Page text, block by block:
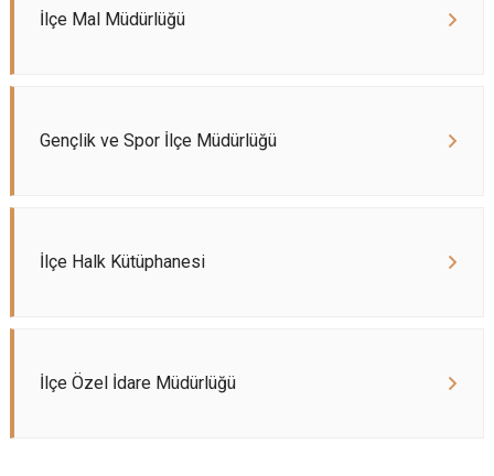
İlçe Mal Müdürlüğü
Gençlik ve Spor İlçe Müdürlüğü
İlçe Halk Kütüphanesi
İlçe Özel İdare Müdürlüğü